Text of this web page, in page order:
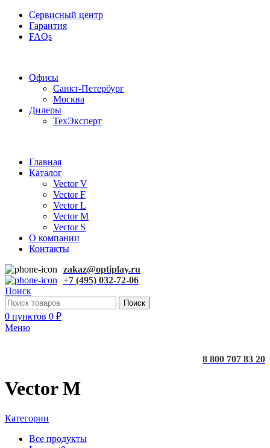
Сервисный центр
Гарантия
FAQs
Офисы
Санкт-Петербург
Москва
Дилеры
ТехЭксперт
Главная
Каталог
Vector V
Vector F
Vector L
Vector M
Vector S
О компании
Контакты
zakaz@optiplay.ru
+7 (495) 032-72-06
Поиск
Поиск
0 пунктов 0 ₽
Меню
8 800 707 83 20
Vector M
Категории
Все продукты